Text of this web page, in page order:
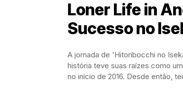
Loner Life in
Sucesso no
A jornada de 'Hitoribocchi no
história teve suas raízes como
no início de 2016. Desde então,